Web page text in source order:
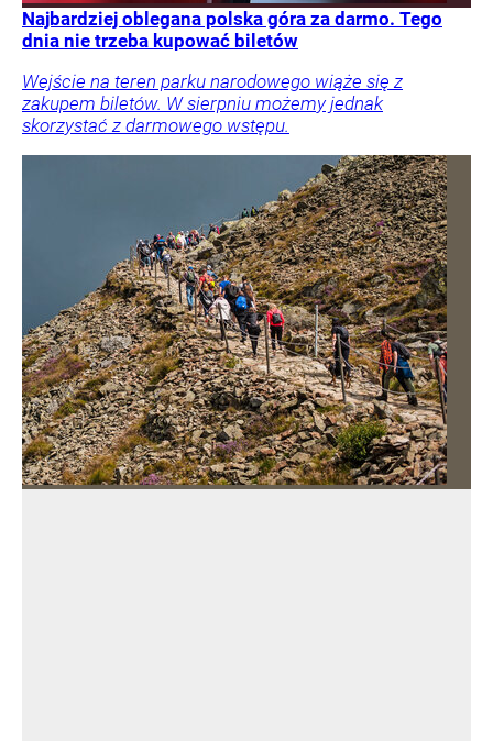
Najbardziej oblegana polska góra za darmo. Tego
dnia nie trzeba kupować biletów
Wejście na teren parku narodowego wiąże się z
zakupem biletów. W sierpniu możemy jednak
skorzystać z darmowego wstępu.